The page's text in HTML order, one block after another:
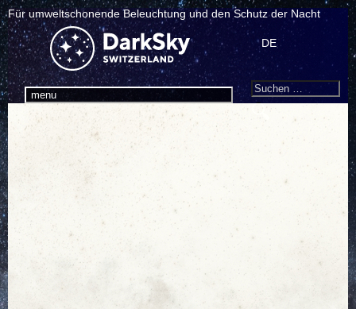
Für umweltschonende Beleuchtung und den Schutz der Nacht
menu
DE
Search
Suchen